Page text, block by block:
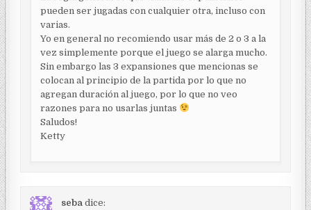
pueden ser jugadas con cualquier otra, incluso con
varias.
Yo en general no recomiendo usar más de 2 o 3 a la
vez simplemente porque el juego se alarga mucho.
Sin embargo las 3 expansiones que mencionas se
colocan al principio de la partida por lo que no
agregan duración al juego, por lo que no veo
razones para no usarlas juntas
Saludos!
Ketty
seba dice: